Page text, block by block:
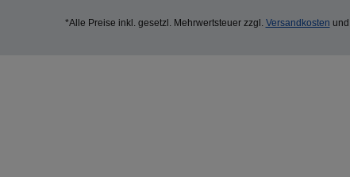
*Alle Preise inkl. gesetzl. Mehrwertsteuer zzgl. Versandkosten